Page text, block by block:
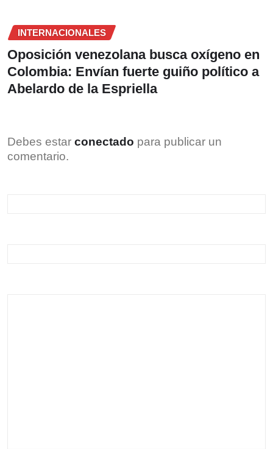
INTERNACIONALES
Oposición venezolana busca oxígeno en
Colombia: Envían fuerte guiño político a
Abelardo de la Espriella
Debes estar conectado para publicar un
comentario.